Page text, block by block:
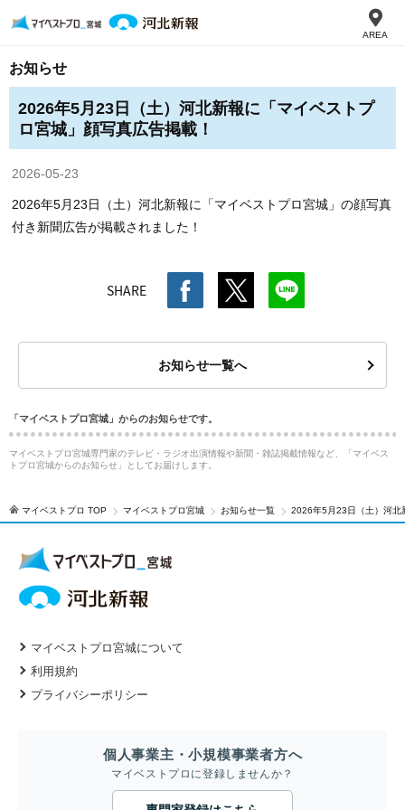
AREA
お知らせ
2026年5月23日（土）河北新報に「マイベストプ
ロ宮城」顔写真広告掲載！
2026-05-23
2026年5月23日（土）河北新報に「マイベストプロ宮城」の顔写真
付き新聞広告が掲載されました！
SHARE
お知らせ一覧へ
「マイベストプロ宮城」からのお知らせです。
マイベストプロ宮城専門家のテレビ・ラジオ出演情報や新聞・雑誌掲載情報など、「マイベス
トプロ宮城からのお知らせ」としてお届けします。
マイベストプロ TOP マイベストプロ宮城 お知らせ一覧 2026年5月23日（土）河北
マイベストプロ宮城について
利用規約
プライバシーポリシー
個人事業主・小規模事業者方へ
マイベストプロに登録しませんか？